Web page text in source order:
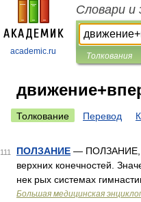
academic.ru
Словари и
Толкования
Толкование Перевод
111 ПОЛЗАНИЕ — ПОЛЗАНИЕ,
верхних конечностей.
нек рых системах
Большая медицинская